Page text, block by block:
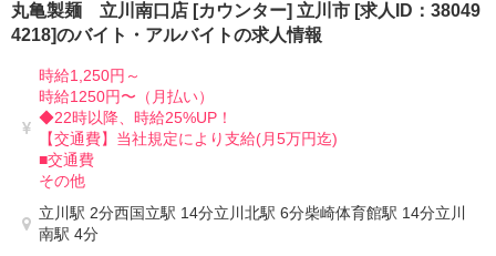
丸亀製麺 立川南口店 [カウンター] 立川市 [求人ID：38049
4218]のバイト・アルバイトの求人情報
時給1,250円～
時給1250円〜（月払い）
◆22時以降、時給25%UP！
【交通費】当社規定により支給(月5万円迄)
■交通費
その他
立川駅 2分西国立駅 14分立川北駅 6分柴崎体育館駅 14分立川
南駅 4分